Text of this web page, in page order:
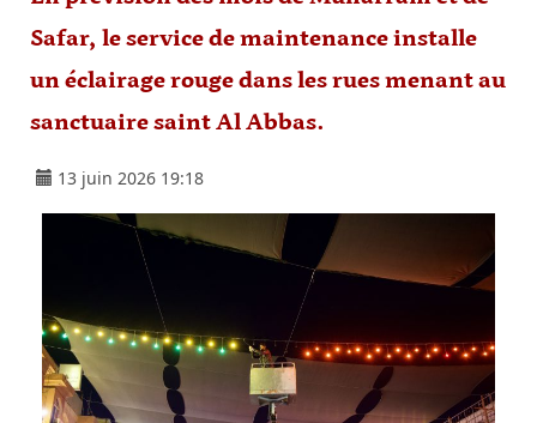
Safar, le service de maintenance installe
un éclairage rouge dans les rues menant au
sanctuaire saint Al Abbas.
13 juin 2026 19:18